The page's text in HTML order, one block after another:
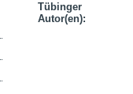
Tübinger
Autor(en):